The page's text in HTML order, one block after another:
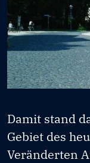
Damit stand
Gebiet des
Veränderten